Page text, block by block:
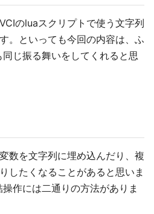
のluaスクリプトで使う文字列
。といっても今回の内容は、ふ
じ振る舞いをしてくれると思
数を文字列に埋め込んだり、複
したくなることがあると思いま
作には二通りの方法がありま